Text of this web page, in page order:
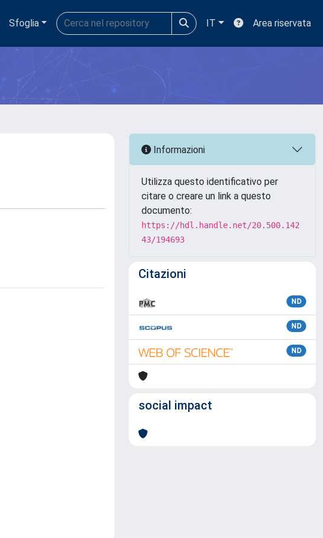
Sfoglia IT Area riservata
Informazioni
Utilizza questo identificativo per
citare o creare un link a questo
documento:
https://hdl.handle.net/20.500.142
43/194693
Citazioni
ND
ND
ND
social impact